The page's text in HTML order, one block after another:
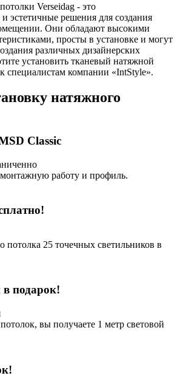
Verseidag - это
эстетичные решения для создания
Они обладают высокими
просты в установке и могут
различных дизайнерских
установить тканевый натяжной
специалистам компании «IntStyle».
натяжного
Classic
работу и профиль.
потолка 25 точечных светильников в
подарок!
вы получаете 1 метр световой